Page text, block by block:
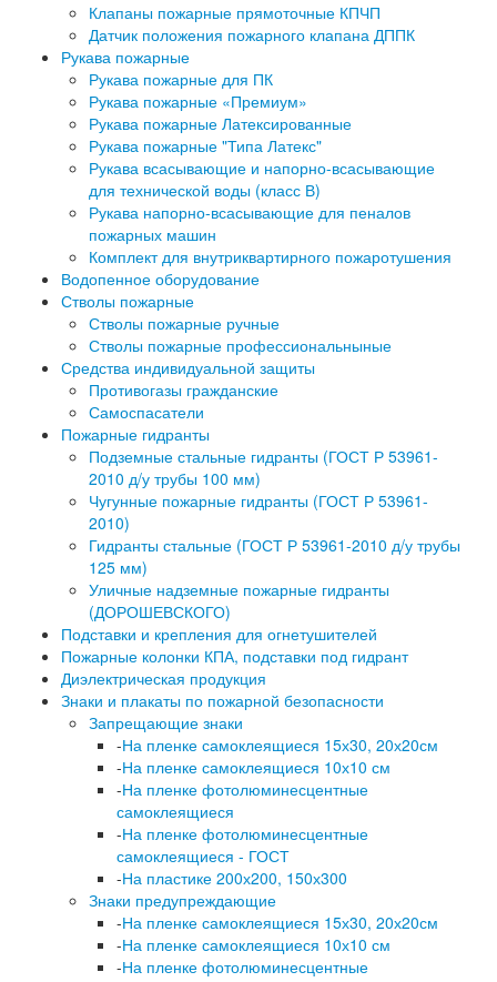
Клапаны пожарные прямоточные КПЧП
Датчик положения пожарного клапана ДППК
Рукава пожарные
Рукава пожарные для ПК
Рукава пожарные «Премиум»
Рукава пожарные Латексированные
Рукава пожарные "Типа Латекс"
Рукава всасывающие и напорно-всасывающие
для технической воды (класс В)
Рукава напорно-всасывающие для пеналов
пожарных машин
Комплект для внутриквартирного пожаротушения
Водопенное оборудование
Стволы пожарные
Стволы пожарные ручные
Стволы пожарные профессиональныные
Средства индивидуальной защиты
Противогазы гражданские
Самоспасатели
Пожарные гидранты
Подземные стальные гидранты (ГОСТ Р 53961-
2010 д/у трубы 100 мм)
Чугунные пожарные гидранты (ГОСТ Р 53961-
2010)
Гидранты стальные (ГОСТ Р 53961-2010 д/у трубы
125 мм)
Уличные надземные пожарные гидранты
(ДОРОШЕВСКОГО)
Подставки и крепления для огнетушителей
Пожарные колонки КПА, подставки под гидрант
Диэлектрическая продукция
Знаки и плакаты по пожарной безопасности
Запрещающие знаки
-На пленке самоклеящиеся 15х30, 20х20см
-На пленке самоклеящиеся 10х10 см
-На пленке фотолюминесцентные
самоклеящиеся
-На пленке фотолюминесцентные
самоклеящиеся - ГОСТ
-На пластике 200х200, 150х300
Знаки предупреждающие
-На пленке самоклеящиеся 15х30, 20х20см
-На пленке самоклеящиеся 10х10 см
-На пленке фотолюминесцентные